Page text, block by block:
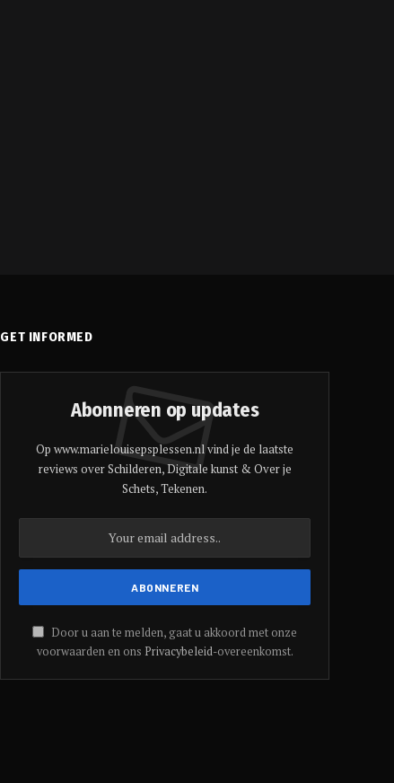
GET INFORMED
Abonneren op updates
Op www.marielouisepsplessen.nl vind je de laatste
reviews over Schilderen, Digitale kunst & Over je
Schets, Tekenen.
Door u aan te melden, gaat u akkoord met onze
voorwaarden en ons Privacybeleid-overeenkomst.